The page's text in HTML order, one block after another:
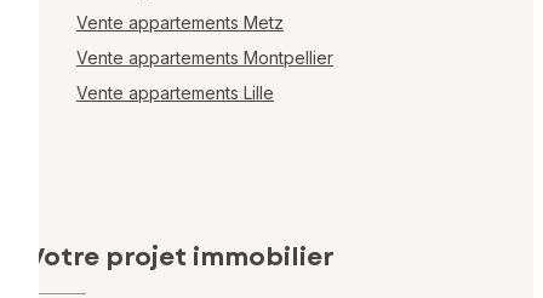
Vente appartements Metz
Vente appartements Montpellier
Vente appartements Lille
Votre projet immobilier